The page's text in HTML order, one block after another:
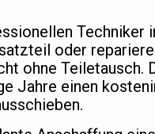
Techniker
oder
ohne Teiletausch.
Jahre einen